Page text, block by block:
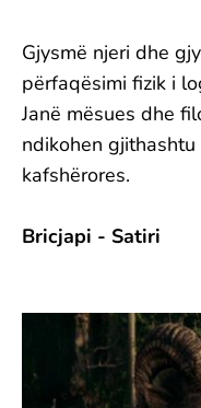
Gjysmë njeri dhe
përfaqësimi fizik i
Janë mësues dhe
ndikohen
kafshërores.
Bricjapi - Satiri